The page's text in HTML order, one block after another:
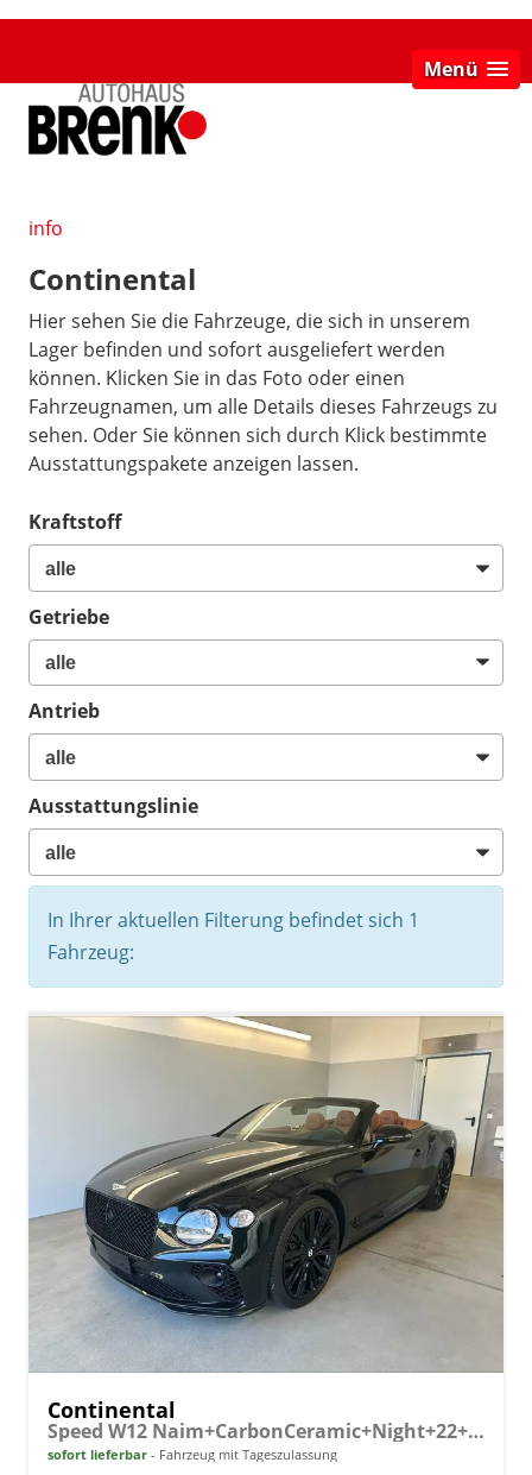
Menü
info
Continental
Hier sehen Sie die Fahrzeuge, die sich in unserem
Lager befinden und sofort ausgeliefert werden
können. Klicken Sie in das Foto oder einen
Fahrzeugnamen, um alle Details dieses Fahrzeugs zu
sehen. Oder Sie können sich durch Klick bestimmte
Ausstattungspakete anzeigen lassen.
Kraftstoff
Getriebe
Antrieb
Ausstattungslinie
In Ihrer aktuellen Filterung befindet sich 1
Fahrzeug:
Continental
Speed W12 Naim+CarbonCeramic+Night+22+MidnightEmerald
sofort lieferbar Fahrzeug mit Tageszulassung